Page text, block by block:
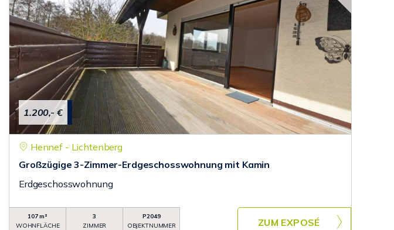
1.200,- €
Hennef - Lichtenberg
Großzügige 3-Zimmer-Erdgeschosswohnung mit Kamin
Erdgeschosswohnung
107 m²
WOHNFLÄCHE
3
ZIMMER
P2049
OBJEKTNUMMER
ZUM EXPOSÉ